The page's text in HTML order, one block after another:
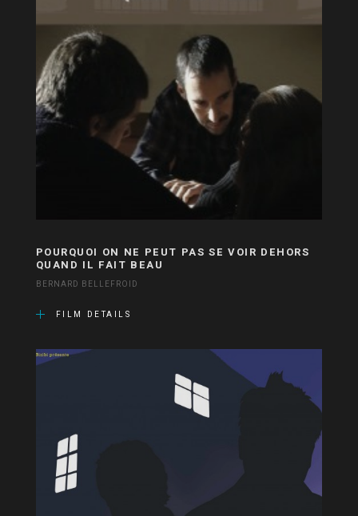
POURQUOI ON NE PEUT PAS SE VOIR DEHORS
QUAND IL FAIT BEAU
BERNARD BELLEFROID
FILM DETAILS